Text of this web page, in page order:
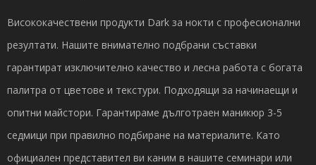
Висококачествени продукти Dark за нокти с професионални
резултати. Нашите внимателно подбрани съставки
гарантират изключително качество и лесна работа с богата
палитра от цветове и текстури. Подходящи за начинаещи и
опитни майстори. Гарантираме дълготраен маникюр 3-5
седмици при правилно подбиране на материалите. Като
официален представител ви каним в нашите семинари или